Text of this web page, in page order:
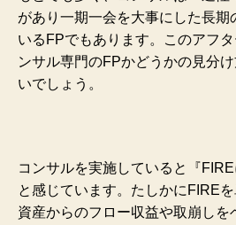
があり一期一会を大事にした長期
いるFPでもあります。このアフ
ンサル専門のFPかどうかの見分
いでしょう。
コンサルを実施していると『
と感じています。たしかにFIRE
資産からのフロー収益や取崩しを